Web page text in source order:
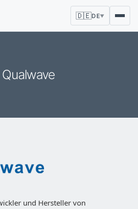
🇩🇪DE▼
Qualwave
und Hersteller von